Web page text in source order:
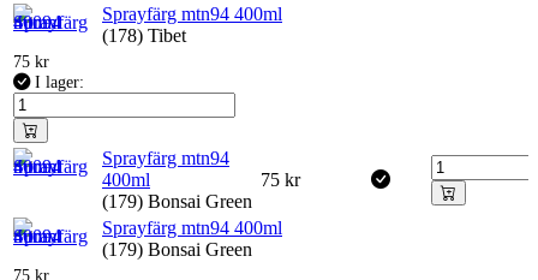
Sprayfärg mtn94 400ml
(178) Tibet
75 kr
I lager:
Sprayfärg mtn94
400ml
(179) Bonsai Green
75 kr
Sprayfärg mtn94 400ml
(179) Bonsai Green
75 kr